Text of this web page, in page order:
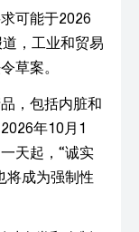
可能于2026
，工业和贸易
草案。
，包括内脏和
年10月1
天起，“诚实
将成为强制性